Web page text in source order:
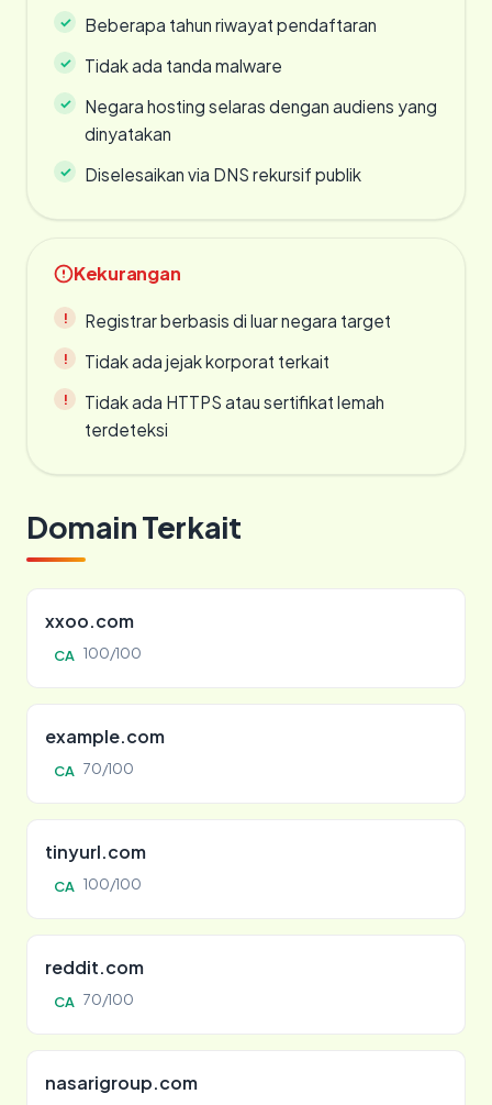
Beberapa tahun riwayat pendaftaran
Tidak ada tanda malware
Negara hosting selaras dengan audiens yang
dinyatakan
Diselesaikan via DNS rekursif publik
Kekurangan
Registrar berbasis di luar negara target
Tidak ada jejak korporat terkait
Tidak ada HTTPS atau sertifikat lemah
terdeteksi
Domain Terkait
xxoo.com
CA 100/100
example.com
CA 70/100
tinyurl.com
CA 100/100
reddit.com
CA 70/100
nasarigroup.com